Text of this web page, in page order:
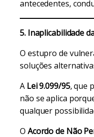
antecedentes,
5. Inaplicabilidade
O estupro de
soluções
A Lei 9.099/95, que
não se aplica
qualquer
O Acordo de Não